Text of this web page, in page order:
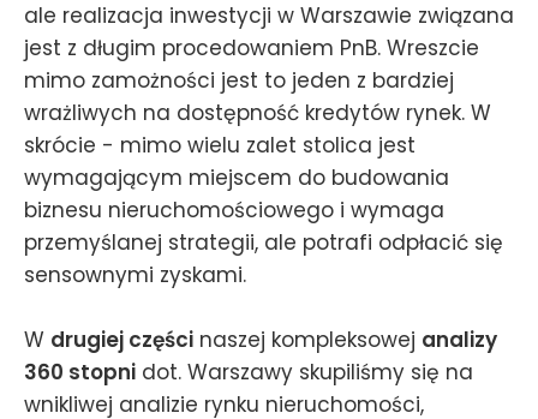
ale realizacja inwestycji w Warszawie związana
jest z długim procedowaniem PnB. Wreszcie
mimo zamożności jest to jeden z bardziej
wrażliwych na dostępność kredytów rynek. W
skrócie - mimo wielu zalet stolica jest
wymagającym miejscem do budowania
biznesu nieruchomościowego i wymaga
przemyślanej strategii, ale potrafi odpłacić się
sensownymi zyskami.
W drugiej części naszej kompleksowej analizy
360 stopni dot. Warszawy skupiliśmy się na
wnikliwej analizie rynku nieruchomości,